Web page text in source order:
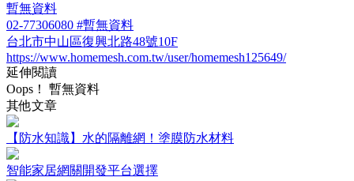
暫無資料
02-77306080 #暫無資料
台北市中山區復興北路48號10F
https://www.homemesh.com.tw/user/homemesh125649/
延伸閱讀
Oops！ 暫無資料
其他文章
【防水知識】水的隔離網！塗膜防水材料
智能家居網關開發平台選擇